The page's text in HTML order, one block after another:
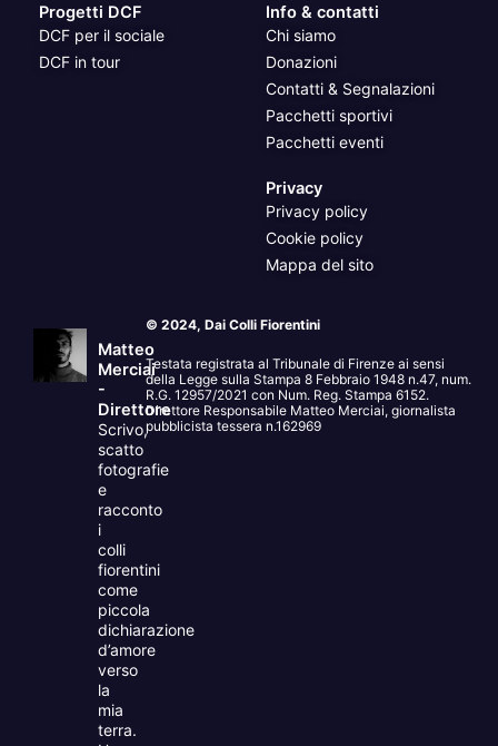
Progetti DCF
DCF per il sociale
DCF in tour
Info & contatti
Chi siamo
Donazioni
Contatti & Segnalazioni
Pacchetti sportivi
Pacchetti eventi
Privacy
Privacy policy
Cookie policy
Mappa del sito
Matteo
Merciai
-
Direttore
Scrivo,
scatto
fotografie
e
racconto
i
colli
fiorentini
come
piccola
dichiarazione
d’amore
verso
la
mia
terra.
© 2024, Dai Colli Fiorentini
Testata registrata al Tribunale di Firenze ai sensi
della Legge sulla Stampa 8 Febbraio 1948 n.47, num.
R.G. 12957/2021 con Num. Reg. Stampa 6152.
Direttore Responsabile Matteo Merciai, giornalista
pubblicista tessera n.162969